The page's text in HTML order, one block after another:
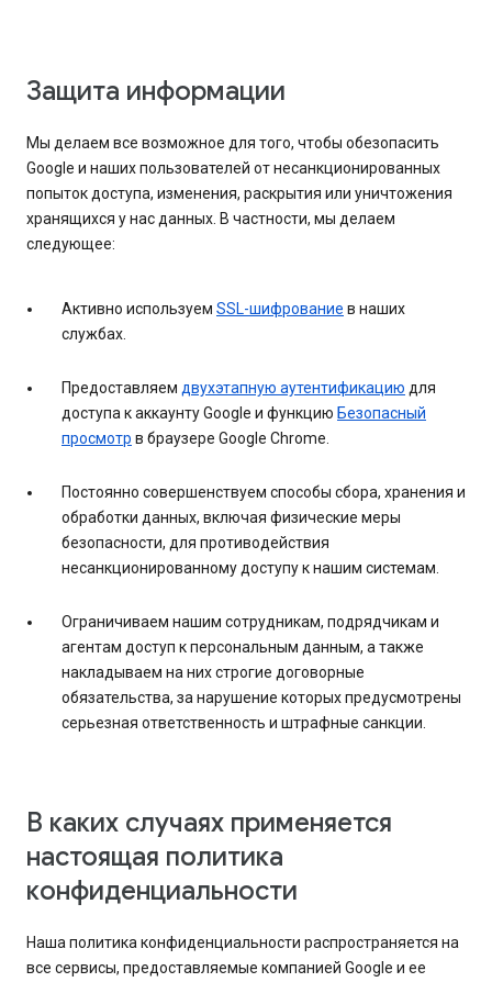
Защита информации
Мы делаем все возможное для того, чтобы обезопасить
Google и наших пользователей от несанкционированных
попыток доступа, изменения, раскрытия или уничтожения
хранящихся у нас данных. В частности, мы делаем
следующее:
Активно используем SSL-шифрование в наших
службах.
Предоставляем двухэтапную аутентификацию для
доступа к аккаунту Google и функцию Безопасный
просмотр в браузере Google Chrome.
Постоянно совершенствуем способы сбора, хранения и
обработки данных, включая физические меры
безопасности, для противодействия
несанкционированному доступу к нашим системам.
Ограничиваем нашим сотрудникам, подрядчикам и
агентам доступ к персональным данным, а также
накладываем на них строгие договорные
обязательства, за нарушение которых предусмотрены
серьезная ответственность и штрафные санкции.
В каких случаях применяется
настоящая политика
конфиденциальности
Наша политика конфиденциальности распространяется на
все сервисы, предоставляемые компанией Google и ее